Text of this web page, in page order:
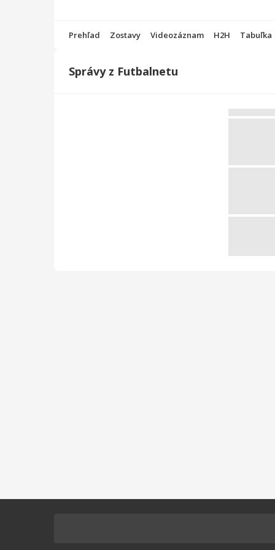
Prehľad Zostavy Videozáznam H2H Tabuľka
Správy z Futbalnetu